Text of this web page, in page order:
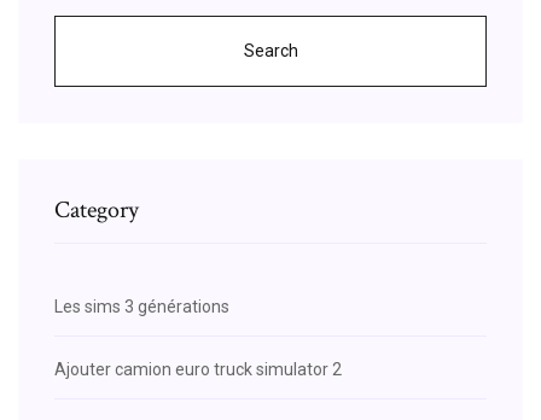
Search
Category
Les sims 3 générations
Ajouter camion euro truck simulator 2